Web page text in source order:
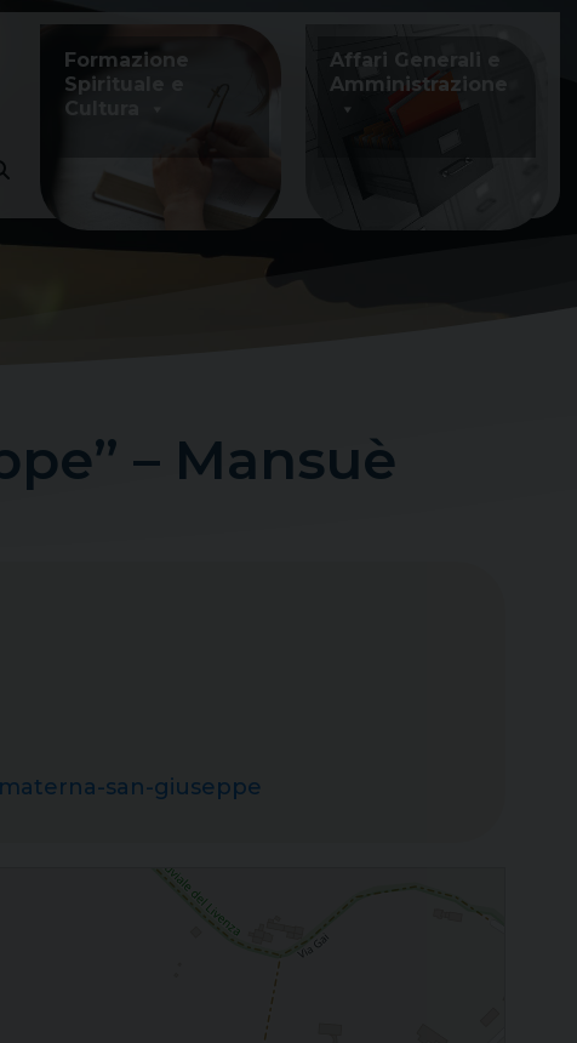
Formazione
Spirituale e
Cultura
Affari Generali e
Amministrazione
– Mansuè
san-giuseppe